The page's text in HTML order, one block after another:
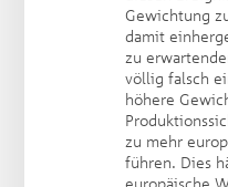
Gewichtung
damit
zu
völlig falsch
höhere
zu mehr
führen. Dies